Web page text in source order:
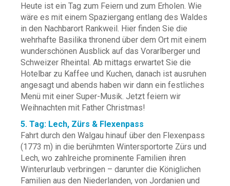
Heute ist ein Tag zum Feiern und zum Erholen. Wie
wäre es mit einem Spaziergang entlang des Waldes
in den Nachbarort Rankweil. Hier finden Sie die
wehrhafte Basilika thronend über dem Ort mit einem
wunderschönen Ausblick auf das Vorarlberger und
Schweizer Rheintal. Ab mittags erwartet Sie die
Hotelbar zu Kaffee und Kuchen, danach ist ausruhen
angesagt und abends haben wir dann ein festliches
Menü mit einer Super-Musik. Jetzt feiern wir
Weihnachten mit Father Christmas!
5. Tag: Lech, Zürs & Flexenpass
Fahrt durch den Walgau hinauf über den Flexenpass
(1773 m) in die berühmten Wintersportorte Zürs und
Lech, wo zahlreiche prominente Familien ihren
Winterurlaub verbringen – darunter die Königlichen
Familien aus den Niederlanden, von Jordanien und